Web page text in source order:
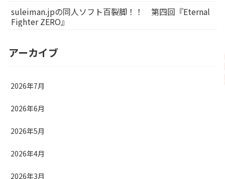
suleiman.jpの同人ソフト百裂脚！！ 第四回『Eternal
Fighter ZERO』
アーカイブ
2026年7月
2026年6月
2026年5月
2026年4月
2026年3月